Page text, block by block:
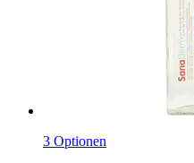
3 Optionen